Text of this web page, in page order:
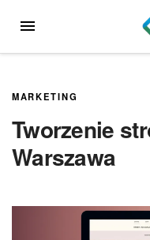
MENU
MARKETING
Tworzenie
Warszawa